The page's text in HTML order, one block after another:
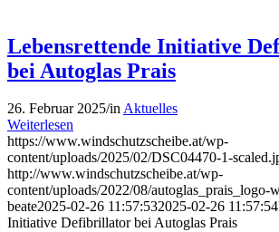
Lebensrettende Initiative
bei Autoglas Prais
26. Februar 2025/inAktuelles
Weiterlesen
https://www.windschutzscheibe.at/wp-
content/uploads/2025/02/DSC04470-1-
http://www.windschutzscheibe.at/wp-
content/uploads/2022/08/autoglas_prais_logo-
beate2025-02-26 11:57:532025-02-26 11:57:54
Initiative Defibrillator bei Autoglas Prais